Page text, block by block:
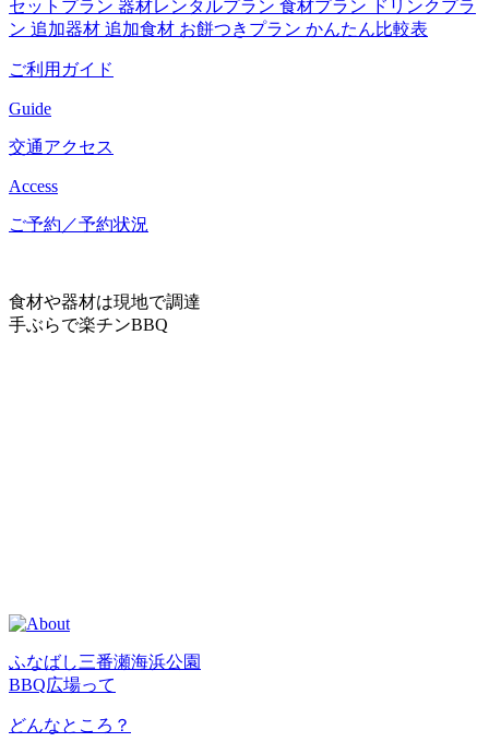
セットプラン 器材レンタルプラン 食材プラン ドリンクプラ
ン 追加器材 追加食材 お餅つきプラン かんたん比較表
ご利用ガイド
Guide
交通アクセス
Access
ご予約／予約状況
食材や器材は現地で調達
手ぶらで楽チンBBQ
ふなばし三番瀬海浜公園
BBQ広場って
どんなところ？